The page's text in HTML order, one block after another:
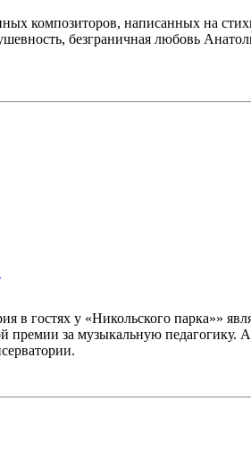
композиторов, написанных на
безграничная любовь
в гостях у «Никольского парка»»
за музыкальную педагогику.